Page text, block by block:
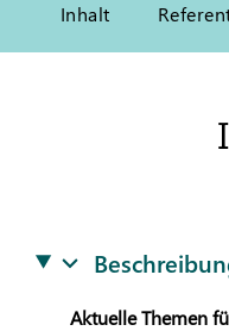
Inhalt
Aktuelle Themen